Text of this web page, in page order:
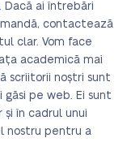
. Dacă ai întrebări
contactează
clar. Vom face
academică mai
scriitorii noștri sunt
pe web. Ei sunt
în cadrul unui
nostru pentru a